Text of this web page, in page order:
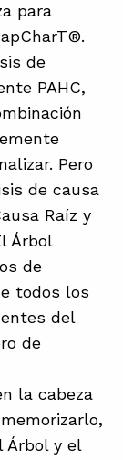
para
de
PAHC,
Pero
de causa
Raíz y
Árbol
de
todos los
del
de
la cabeza
Árbol y el